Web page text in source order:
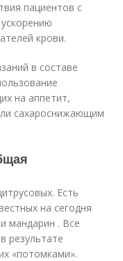
пациентов с
крови.
в составе
на аппетит,
сахароснижающим
Есть
на сегодня
мандарин . Все
результате
«потомками».